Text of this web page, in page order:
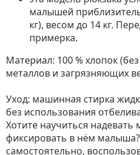
малышей
кг), весом до 14 кг.
примерка.
Материал: 100 % хлопок
металлов и загрязняющих
Уход: машинная стирка
без использования
Хотите научиться
фиксировать в нём
самостоятельно,